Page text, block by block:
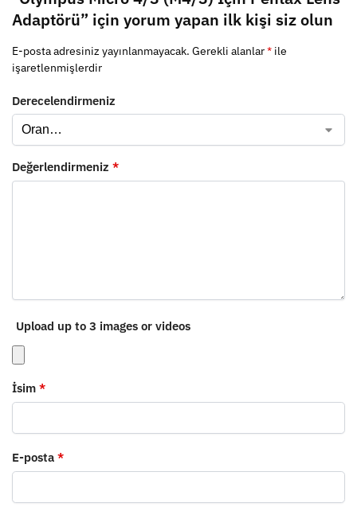
Adaptörü” için yorum yapan ilk kişi siz olun
E-posta adresiniz yayınlanmayacak. Gerekli alanlar* ile
işaretlenmişlerdir
Derecelendirmeniz
Değerlendirmeniz *
Upload up to 3 images or videos
İsim *
E-posta *